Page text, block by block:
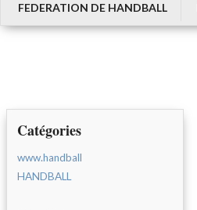
FEDERATION DE HANDBALL
Catégories
www.handball
HANDBALL